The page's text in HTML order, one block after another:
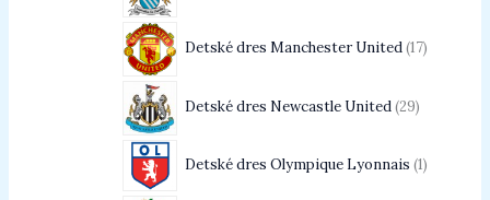
Detské dres Manchester United 17
Detské dres Newcastle United 29
Detské dres Olympique Lyonnais 1